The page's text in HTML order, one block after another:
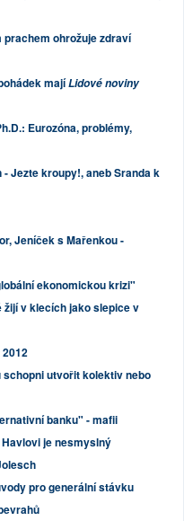
ohrožuje zdraví
majíLidové noviny
Eurozóna, problémy,
Jezte kroupy!, aneb Sranda k
Jeníček s Mařenkou -
ekonomickou krizi"
žijí v klecích jako slepice v
schopni utvořit kolektiv nebo
banku" - mafii
je nesmyslný
pro generální stávku